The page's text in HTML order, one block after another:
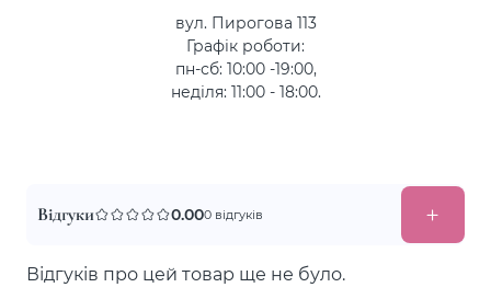
вул. Пирогова 113
Графік роботи:
пн-сб: 10:00 -19:00,
неділя: 11:00 - 18:00.
Відгуки 0.000 відгуків
Відгуків про цей товар ще не було.